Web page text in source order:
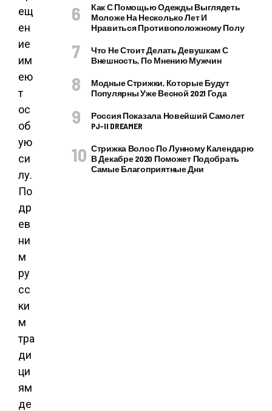
ещ
ен
ие
им
ею
т
ос
об
ую
си
лу.
По
др
ев
ни
м
ру
сс
ки
м
тра
ди
ци
ям
де
Как С Помощью Одежды Выглядеть
Моложе На Несколько Лет И
Нравиться Противоположному Полу
Что Не Стоит Делать Девушкам С
Внешность, По Мнению Мужчин
Модные Стрижки, Которые Будут
Популярны Уже Весной 2021 Года
Россия Показала Новейший Самолет
PJ–II DREAMER
Стрижка Волос По Лунному Календарю
В Декабре 2020 Поможет Подобрать
Самые Благоприятные Дни